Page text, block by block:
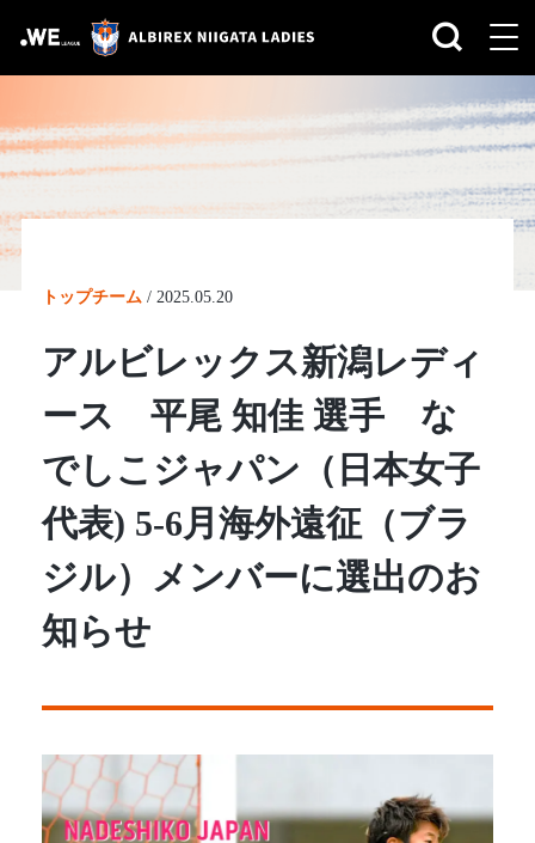
トップチーム / 2025.05.20
アルビレックス新潟レディ
ース 平尾 知佳 選手 な
でしこジャパン（日本女子
代表) 5‐6月海外遠征（ブラ
ジル）メンバーに選出のお
知らせ